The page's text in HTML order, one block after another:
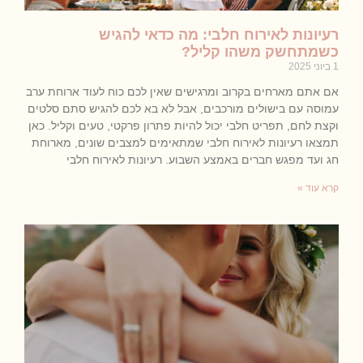
רעיונות לאירוח חלבי: מה כדאי להגיש
כשמתחשק משהו קליל?
1 ביוני 2025
אם אתם מארחים בקרוב ומרגישים שאין לכם כוח לעוד ארוחת ערב
עמוסה עם בישולים מורכבים, אבל לא בא לכם להגיש סתם סלטים
וקצת לחם, תפריט חלבי יכול להיות פתרון פרקטי, טעים וקליל. כאן
תמצאו רעיונות לאירוח חלבי שמתאימים למצבים שונים, מארוחת
חג ועד מפגש חברים באמצע השבוע. רעיונות לאירוח חלבי
קרא עוד »